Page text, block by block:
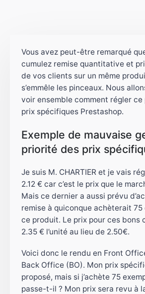
Vous avez peut-être remarqué
cumulez remise quantitative et
de vos clients sur un même
s’emmêle les pinceaux. Nous
voir ensemble comment régler
prix spécifiques Prestashop.
Exemple de mauvaise
priorité des prix
Je suis M. CHARTIER et je vais
2.12 € car c’est le prix que le
Mais ce dernier a aussi prévu
remise à quiconque achèterait
ce produit. Le prix pour ces bons
2.35 € l’unité au lieu de 2.50€.
Voici donc le rendu en Front
Back Office (BO). Mon prix
proposé, mais si j’achète 75
passe-t-il ? Mon prix sera revu à